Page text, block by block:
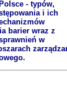
- typów,
i ich
barier wraz z
w